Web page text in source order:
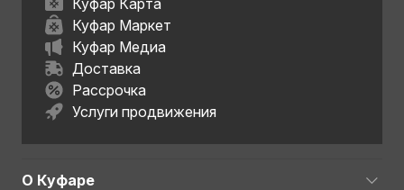
Куфар Карта
Куфар Маркет
Куфар Медиа
Доставка
Рассрочка
Услуги продвижения
О Куфаре